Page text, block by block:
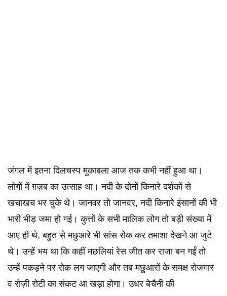
जंगल में इतना दिलचस्प मुकाबला आज तक कभी नहीं हुआ था।
लोगों में ग़ज़ब का उत्साह था। नदी के दोनों किनारे दर्शकों से
खचाखच भर चुके थे। जानवर तो जानवर, नदी किनारे इंसानों की भी
भारी भीड़ जमा हो गई। कुत्तों के सभी मालिक लोग तो बड़ी संख्या में
आए ही थे, बहुत से मछुआरे भी सांस रोक कर तमाशा देखने आ जुटे
थे। उन्हें भय था कि कहीं मछलियां रेस जीत कर राजा बन गईं तो
उन्हें पकड़ने पर रोक लग जाएगी और तब मछुआरों के समक्ष रोजगार
व रोज़ी रोटी का संकट आ खड़ा होगा। उधर बेचैनी की